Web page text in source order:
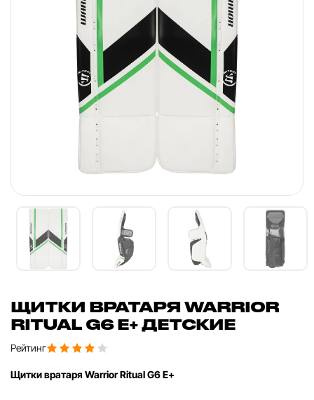
ЩИТКИ ВРАТАРЯ WARRIOR
RITUAL G6 E+ ДЕТСКИЕ
Рейтинг
Щитки вратаря Warrior Ritual G6 E+